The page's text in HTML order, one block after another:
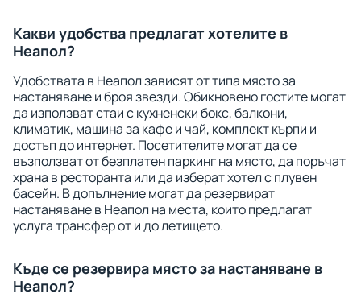
Какви удобства предлагат хотелите в
Неапол?
Удобствата в Неапол зависят от типа място за
настаняване и броя звезди. Обикновено гостите могат
да използват стаи с кухненски бокс, балкони,
климатик, машина за кафе и чай, комплект кърпи и
достъп до интернет. Посетителите могат да се
възползват от безплатен паркинг на място, да поръчат
храна в ресторанта или да изберат хотел с плувен
басейн. В допълнение могат да резервират
настаняване в Неапол на места, които предлагат
услуга трансфер от и до летището.
Къде се резервира място за настаняване в
Неапол?